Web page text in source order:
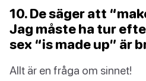
10. De säger att
Jag måste ha tur
sex “is made up” är
Allt är en fråga om sinnet!